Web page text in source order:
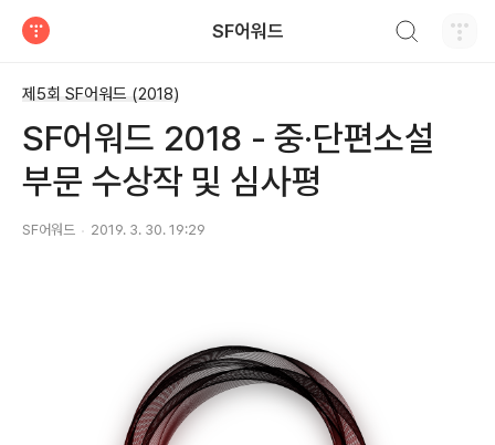
SF어워드
제5회 SF어워드 (2018)
SF어워드 2018 - 중·단편소설
부문 수상작 및 심사평
SF어워드 2019. 3. 30. 19:29